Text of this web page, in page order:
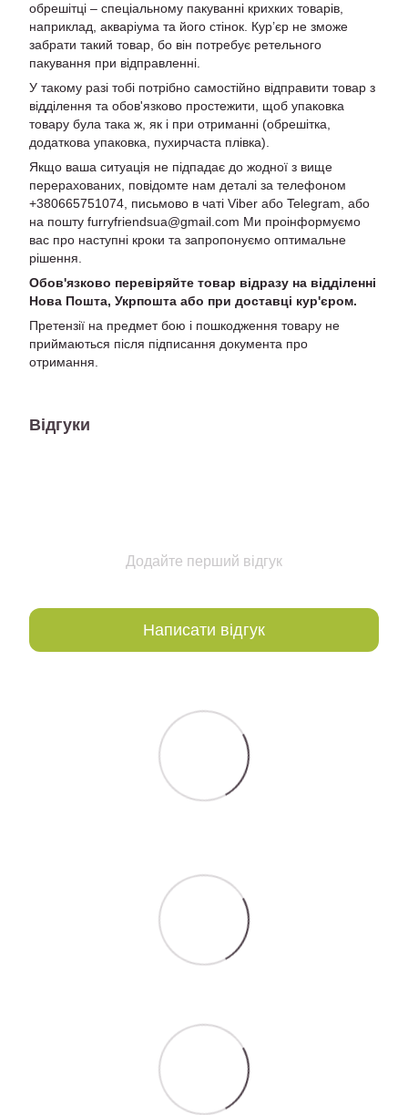
обрешітці – спеціальному пакуванні крихких товарів,
наприклад, акваріума та його стінок. Кур’єр не зможе
забрати такий товар, бо він потребує ретельного
пакування при відправленні.
У такому разі тобі потрібно самостійно відправити товар з
відділення та обов'язково простежити, щоб упаковка
товару була така ж, як і при отриманні (обрешітка,
додаткова упаковка, пухирчаста плівка).
Якщо ваша ситуація не підпадає до жодної з вище
перерахованих, повідомте нам деталі за телефоном
+380665751074, письмово в чаті Viber або Telegram, або
на пошту furryfriendsua@gmail.com Ми проінформуємо
вас про наступні кроки та запропонуємо оптимальне
рішення.
Обов'язково перевіряйте товар відразу на відділенні
Нова Пошта, Укрпошта або при доставці кур'єром.
Претензії на предмет бою і пошкодження товару не
приймаються після підписання документа про
отримання.
Відгуки
Додайте перший відгук
Написати відгук